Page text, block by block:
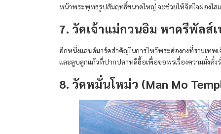
หน้าพระพุทธรูปสัมฤทธิ์ขนาดใหญ่ จะช่วยให้จิตใจผ่องใ
7. วัดเจ้าแม่กวนอิม หาดรีพัลส์เ
อีกหนึ่งแลนด์มาร์คสำคัญในการไหว้พระฮ่องกงที่รวมเทพ
และลูบลูกแก้วที่ปากปลาหลีฮื้อเพื่อขอพรเรื่องความมั่งคั่งร่
8. วัดหมั่นโหม่ว (Man Mo